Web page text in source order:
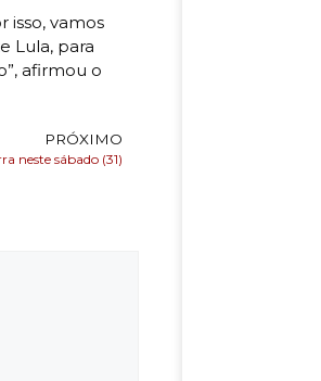
isso, vamos
Lula, para
afirmou o
PRÓXIMO
neste sábado (31)